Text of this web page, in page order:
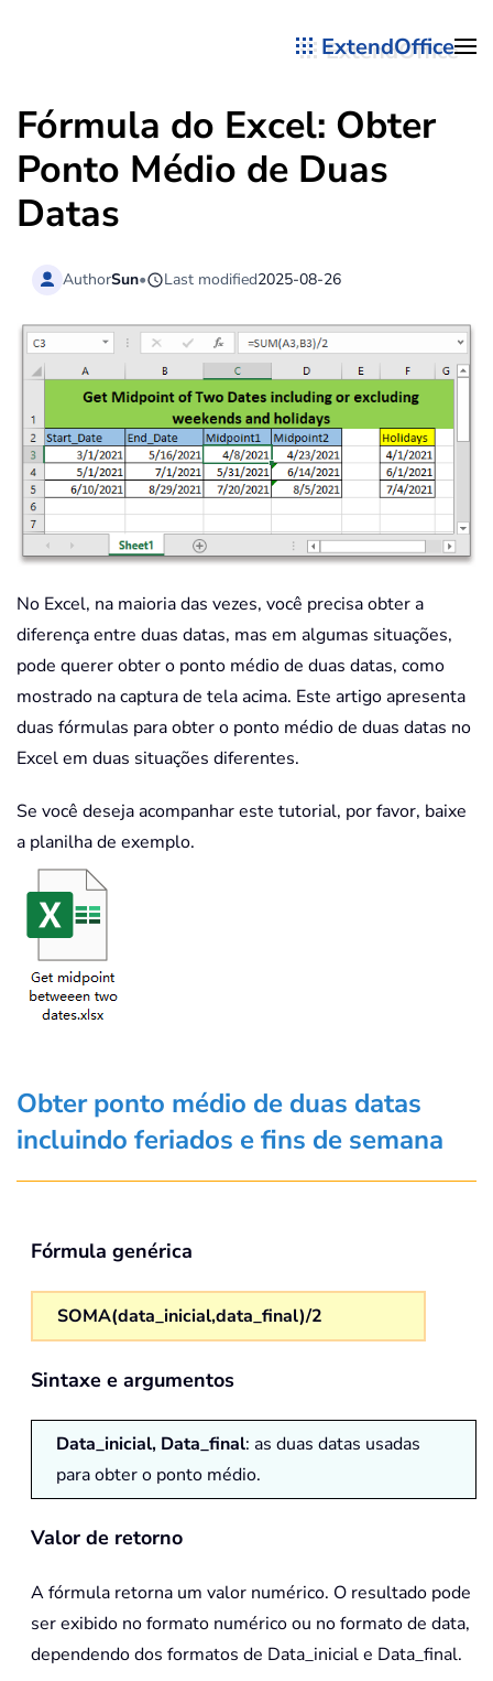
ExtendOffice
Fórmula do Excel: Obter
Ponto Médio de Duas
Datas
AuthorSun• Last modified2025-08-26
No Excel, na maioria das vezes, você precisa obter a
diferença entre duas datas, mas em algumas situações,
pode querer obter o ponto médio de duas datas, como
mostrado na captura de tela acima. Este artigo apresenta
duas fórmulas para obter o ponto médio de duas datas no
Excel em duas situações diferentes.
Se você deseja acompanhar este tutorial, por favor, baixe
a planilha de exemplo.
Obter ponto médio de duas datas
incluindo feriados e fins de semana
Fórmula genérica
SOMA(data_inicial,data_final)/2
Sintaxe e argumentos
Data_inicial, Data_final: as duas datas usadas
para obter o ponto médio.
Valor de retorno
A fórmula retorna um valor numérico. O resultado pode
ser exibido no formato numérico ou no formato de data,
dependendo dos formatos de Data_inicial e Data_final.